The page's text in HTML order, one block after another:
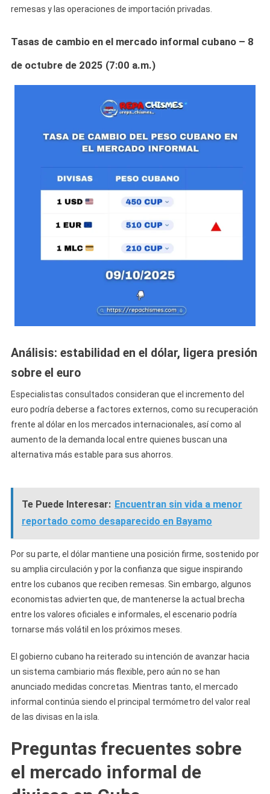
remesas y las operaciones de importación privadas.
Tasas de cambio en el mercado informal cubano – 8
de octubre de 2025 (7:00 a.m.)
Análisis: estabilidad en el dólar, ligera presión
sobre el euro
Especialistas consultados consideran que el incremento del
euro podría deberse a factores externos, como su recuperación
frente al dólar en los mercados internacionales, así como al
aumento de la demanda local entre quienes buscan una
alternativa más estable para sus ahorros.
Te Puede Interesar: Encuentran sin vida a menor
reportado como desaparecido en Bayamo
Por su parte, el dólar mantiene una posición firme, sostenido por
su amplia circulación y por la confianza que sigue inspirando
entre los cubanos que reciben remesas. Sin embargo, algunos
economistas advierten que, de mantenerse la actual brecha
entre los valores oficiales e informales, el escenario podría
tornarse más volátil en los próximos meses.
El gobierno cubano ha reiterado su intención de avanzar hacia
un sistema cambiario más flexible, pero aún no se han
anunciado medidas concretas. Mientras tanto, el mercado
informal continúa siendo el principal termómetro del valor real
de las divisas en la isla.
Preguntas frecuentes sobre
el mercado informal de